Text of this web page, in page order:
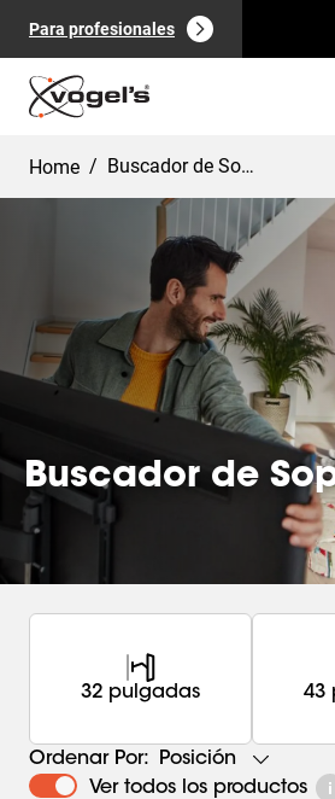
Para profesionales
Productos de consumo
Páginas
Home / Buscador de Soportes
Buscador de
32 pulgadas 43
Ordenar Por:
Posición
Ver todos los productos